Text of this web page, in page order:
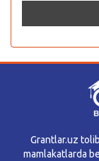
Grantlar.uz
mamlakatlarda